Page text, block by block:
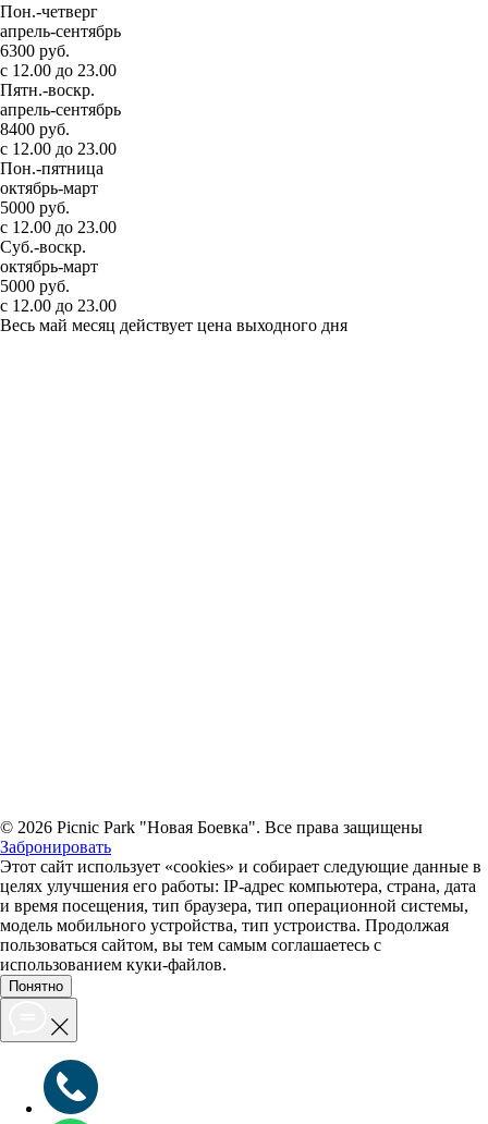
Пон.-четверг
апрель-сентябрь
6300 руб.
с 12.00 до 23.00
Пятн.-воскр.
апрель-сентябрь
8400 руб.
с 12.00 до 23.00
Пон.-пятница
октябрь-март
5000 руб.
с 12.00 до 23.00
Суб.-воскр.
октябрь-март
5000 руб.
с 12.00 до 23.00
Весь май месяц действует цена выходного дня
© 2026 Picnic Park "Новая Боевка". Все права защищены
Забронировать
Этот сайт использует «cookies» и собирает следующие данные в
целях улучшения его работы: IP-адрес компьютера, страна, дата
и время посещения, тип браузера, тип операционной системы,
модель мобильного устройства, тип устроиства. Продолжая
пользоваться сайтом, вы тем самым соглашаетесь с
использованием куки-файлов.
Понятно